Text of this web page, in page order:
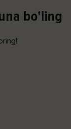
bo'ling